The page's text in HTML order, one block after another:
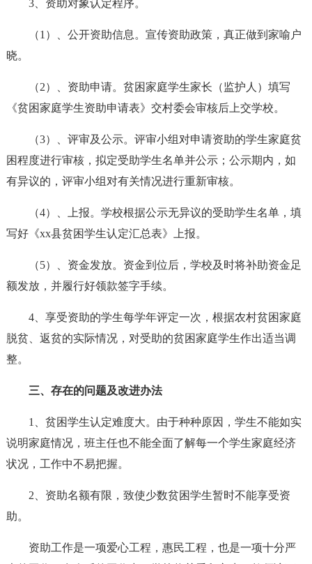
3、资助对象认定程序。
（1）、公开资助信息。宣传资助政策，真正做到家喻户
晓。
（2）、资助申请。贫困家庭学生家长（监护人）填写
《贫困家庭学生资助申请表》交村委会审核后上交学校。
（3）、评审及公示。评审小组对申请资助的学生家庭贫
困程度进行审核，拟定受助学生名单并公示；公示期内，如
有异议的，评审小组对有关情况进行重新审核。
（4）、上报。学校根据公示无异议的受助学生名单，填
写好《xx县贫困学生认定汇总表》上报。
（5）、资金发放。资金到位后，学校及时将补助资金足
额发放，并履行好领款签字手续。
4、享受资助的学生每学年评定一次，根据农村贫困家庭
脱贫、返贫的实际情况，对受助的贫困家庭学生作出适当调
整。
三、存在的问题及改进办法
1、贫困学生认定难度大。由于种种原因，学生不能如实
说明家庭情况，班主任也不能全面了解每一个学生家庭经济
状况，工作中不易把握。
2、资助名额有限，致使少数贫困学生暂时不能享受资
助。
资助工作是一项爱心工程，惠民工程，也是一项十分严